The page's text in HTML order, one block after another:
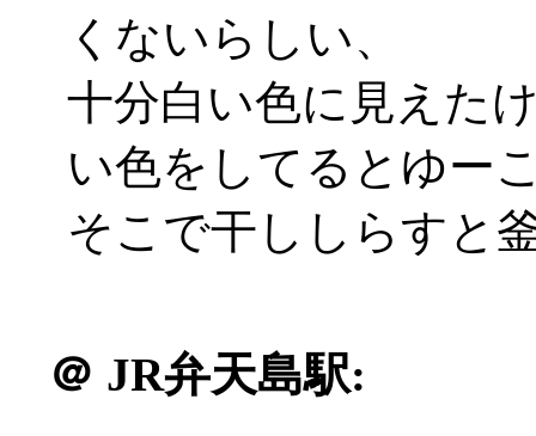
くないらしい、
十分白い色に見えた
い色をしてるとゆー
そこで干ししらすと
＠ JR弁天島駅: